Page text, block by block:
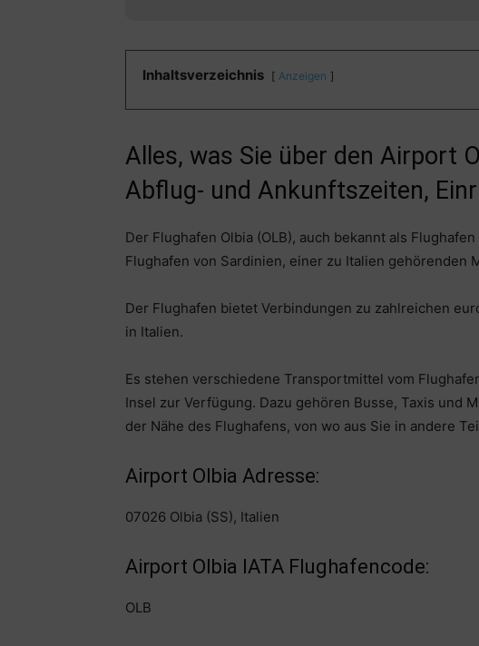
Inhaltsverzeichnis Anzeigen
Alles, was Sie über den Airport
Abflug- und Ankunftszeiten,
Der Flughafen Olbia (OLB), auch bekannt als
Flughafen von Sardinien, einer zu Italien gehörenden
Der Flughafen bietet Verbindungen zu zahlreichen
in Italien.
Es stehen verschiedene Transportmittel vom
Insel zur Verfügung. Dazu gehören Busse, Taxis und
der Nähe des Flughafens, von wo aus Sie in andere
Airport Olbia Adresse:
07026 Olbia (SS), Italien
Airport Olbia IATA Flughafencode:
OLB